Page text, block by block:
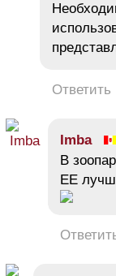
Ответить
Imba
В
ЕЕ